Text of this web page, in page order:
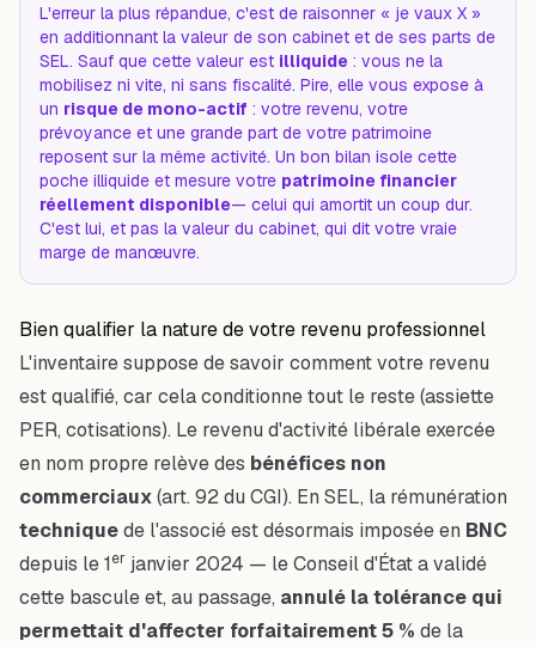
L'erreur la plus répandue, c'est de raisonner « je vaux X »
en additionnant la valeur de son cabinet et de ses parts de
SEL. Sauf que cette valeur est illiquide : vous ne la
mobilisez ni vite, ni sans fiscalité. Pire, elle vous expose à
un risque de mono-actif : votre revenu, votre
prévoyance et une grande part de votre patrimoine
reposent sur la même activité. Un bon bilan isole cette
poche illiquide et mesure votre patrimoine financier
réellement disponible— celui qui amortit un coup dur.
C'est lui, et pas la valeur du cabinet, qui dit votre vraie
marge de manœuvre.
Bien qualifier la nature de votre revenu professionnel
L'inventaire suppose de savoir commentvotre revenu
est qualifié, car cela conditionne tout le reste (assiette
PER, cotisations). Le revenu d'activité libérale exercée
en nom propre relève des bénéfices non
commerciaux(art. 92 du CGI). En SEL, la rémunération
techniquede l'associé est désormais imposée en BNC
depuis le 1er janvier 2024 — le Conseil d'État a validé
cette bascule et, au passage, annulé la tolérance qui
permettait d'affecter forfaitairement 5 % de la